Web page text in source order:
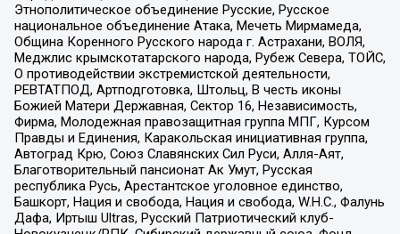
Этнополитическое объединение Русские, Русское
национальное объединение Атака, Мечеть Мирмамеда,
Община Коренного Русского народа г. Астрахани, ВОЛЯ,
Меджлис крымскотатарского народа, Рубеж Севера, ТОЙС,
О противодействии экстремистской деятельности,
РЕВТАТПОД, Артподготовка, Штольц, В честь иконы
Божией Матери Державная, Сектор 16, Независимость,
Фирма, Молодежная правозащитная группа МПГ, Курсом
Правды и Единения, Каракольская инициативная группа,
Автоград Крю, Союз Славянских Сил Руси, Алля-Аят,
Благотворительный пансионат Ак Умут, Русская
республика Русь, Арестантское уголовное единство,
Башкорт, Нация и свобода, Нация и свобода, W.H.С., Фалунь
Дафа, Иртыш Ultras, Русский Патриотический клуб-